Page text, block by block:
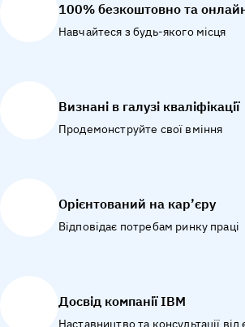
100% безкоштовно та
Навчайтеся з будь-якого місця
Визнані в галузі кваліфікації
Продемонструйте свої вміння
Орієнтований на кар’єру
Відповідає потребам ринку праці
Досвід компанії IBM
Наставництво та консультації